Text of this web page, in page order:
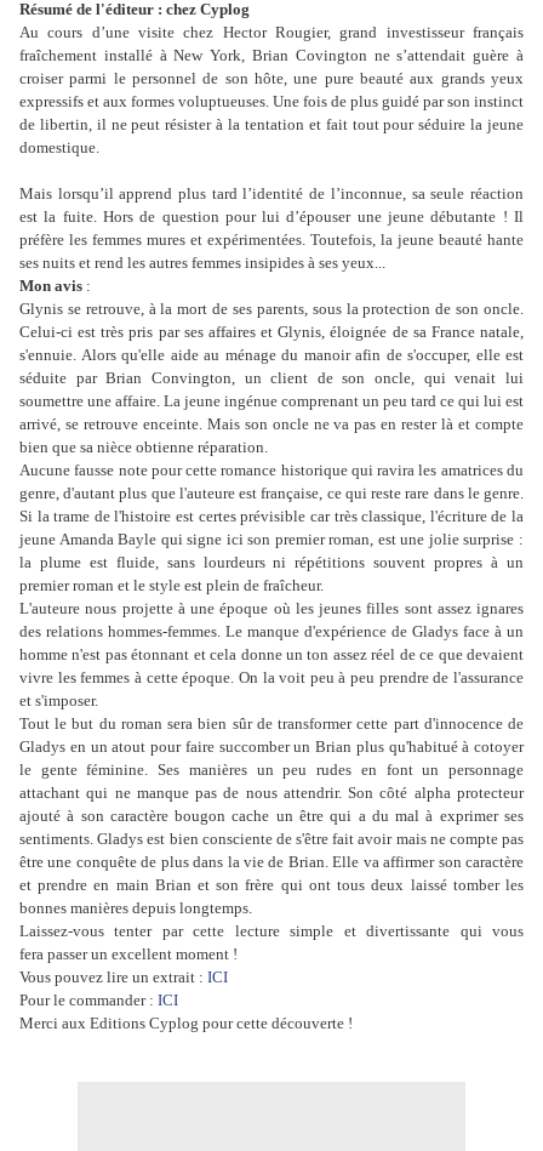
Résumé de l'éditeur : chez Cyplog
Au cours d’une visite chez Hector Rougier, grand investisseur français
fraîchement installé à New York, Brian Covington ne s’attendait guère à
croiser parmi le personnel de son hôte, une pure beauté aux grands yeux
expressifs et aux formes voluptueuses. Une fois de plus guidé par son instinct
de libertin, il ne peut résister à la tentation et fait tout pour séduire la jeune
domestique.
Mais lorsqu’il apprend plus tard l’identité de l’inconnue, sa seule réaction
est la fuite. Hors de question pour lui d’épouser une jeune débutante ! Il
préfère les femmes mures et expérimentées. Toutefois, la jeune beauté hante
ses nuits et rend les autres femmes insipides à ses yeux...
Mon avis :
Glynis se retrouve, à la mort de ses parents, sous la protection de son oncle.
Celui-ci est très pris par ses affaires et Glynis, éloignée de sa France natale,
s'ennuie. Alors qu'elle aide au ménage du manoir afin de s'occuper, elle est
séduite par Brian Convington, un client de son oncle, qui venait lui
soumettre une affaire. La jeune ingénue comprenant un peu tard ce qui lui est
arrivé, se retrouve enceinte. Mais son oncle ne va pas en rester là et compte
bien que sa nièce obtienne réparation.
Aucune fausse note pour cette romance historique qui ravira les amatrices du
genre, d'autant plus que l'auteure est française, ce qui reste rare dans le genre.
Si la trame de l'histoire est certes prévisible car très classique, l'écriture de la
jeune Amanda Bayle qui signe ici son premier roman, est une jolie surprise :
la plume est fluide, sans lourdeurs ni répétitions souvent propres à un
premier roman et le style est plein de fraîcheur.
L'auteure nous projette à une époque où les jeunes filles sont assez ignares
des relations hommes-femmes. Le manque d'expérience de Gladys face à un
homme n'est pas étonnant et cela donne un ton assez réel de ce que devaient
vivre les femmes à cette époque. On la voit peu à peu prendre de l'assurance
et s'imposer.
Tout le but du roman sera bien sûr de transformer cette part d'innocence de
Gladys en un atout pour faire succomber un Brian plus qu'habitué à cotoyer
le gente féminine. Ses manières un peu rudes en font un personnage
attachant qui ne manque pas de nous attendrir. Son côté alpha protecteur
ajouté à son caractère bougon cache un être qui a du mal à exprimer ses
sentiments. Gladys est bien consciente de s'être fait avoir mais ne compte pas
être une conquête de plus dans la vie de Brian. Elle va affirmer son caractère
et prendre en main Brian et son frère qui ont tous deux laissé tomber les
bonnes manières depuis longtemps.
Laissez-vous tenter par cette lecture simple et divertissante qui vous
fera passer un excellent moment !
Vous pouvez lire un extrait : ICI
Pour le commander : ICI
Merci aux Editions Cyplog pour cette découverte !